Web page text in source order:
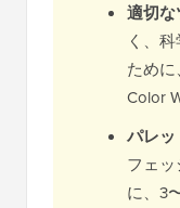
適切な
く、
ため
Color
パレッ
フェ
に、3